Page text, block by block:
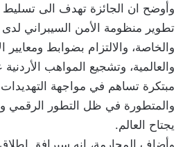
وأوضح ان الجائزة تهدف الى
تطوير منظومة الأمن السيبراني
والخاصة، والالتزام بضوابط ومعايير
والعالمية، وتشجيع المواهب
مبتكرة تساهم في مواجهة التهديدات
والمتطورة في ظل التطور الرقمي
يجتاح العالم.
وأضاف المحارمة، انه سيرافق